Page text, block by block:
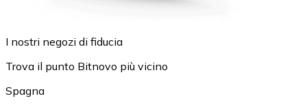
I nostri negozi di fiducia
Trova il punto Bitnovo più vicino
Spagna